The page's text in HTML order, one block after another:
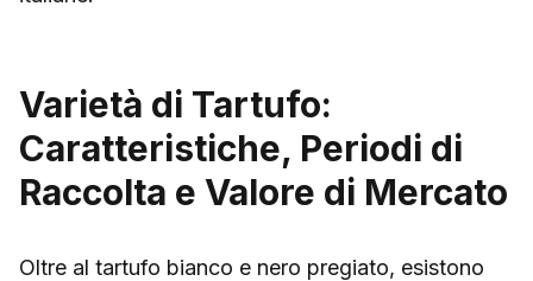
Varietà di Tartufo:
Caratteristiche, Periodi di
Raccolta e Valore di Mercato
Oltre al tartufo bianco e nero pregiato, esistono